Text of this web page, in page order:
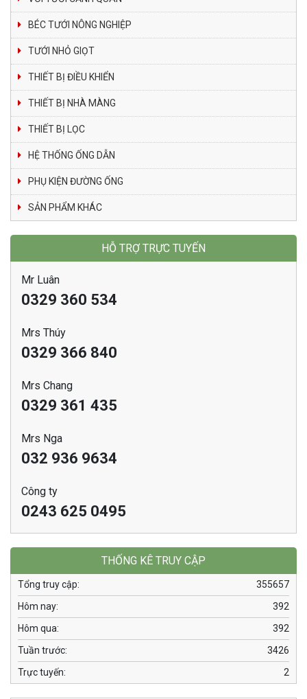
BÉC TƯỚI NÔNG NGHIỆP
TƯỚI NHỎ GIỌT
THIẾT BỊ ĐIỀU KHIỂN
THIẾT BỊ NHÀ MÀNG
THIẾT BỊ LỌC
HỆ THỐNG ỐNG DẪN
PHỤ KIỆN ĐƯỜNG ỐNG
SẢN PHẨM KHÁC
HỖ TRỢ TRỰC TUYẾN
Mr Luân
0329 360 534
Mrs Thúy
0329 366 840
Mrs Chang
0329 361 435
Mrs Nga
032 936 9634
Công ty
0243 625 0495
THỐNG KÊ TRUY CẬP
355657
Tổng truy cập:
392
Hôm nay:
392
Hôm qua:
3426
Tuần trước:
2
Trực tuyến: